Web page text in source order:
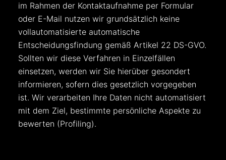
im Rahmen der Kontaktaufnahme per Formular
oder E-Mail nutzen wir grundsätzlich keine
vollautomatisierte automatische
Entscheidungsfindung gemäß Artikel 22 DS-GVO.
Sollten wir diese Verfahren in Einzelfällen
einsetzen, werden wir Sie hierüber gesondert
informieren, sofern dies gesetzlich vorgegeben
ist. Wir verarbeiten Ihre Daten nicht automatisiert
mit dem Ziel, bestimmte persönliche Aspekte zu
bewerten (Profiling).